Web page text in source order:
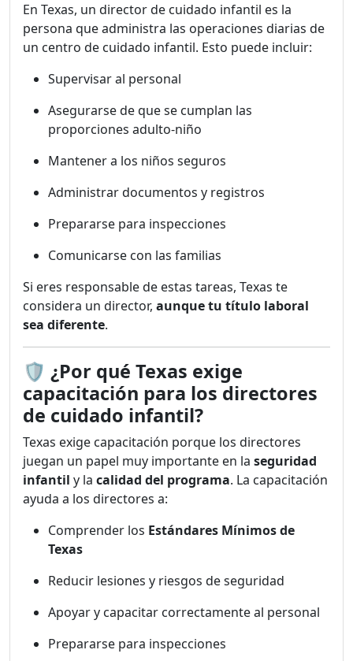
En Texas, un director de cuidado infantil es la
persona que administra las operaciones diarias de
un centro de cuidado infantil. Esto puede incluir:
Supervisar al personal
Asegurarse de que se cumplan las
proporciones adulto-niño
Mantener a los niños seguros
Administrar documentos y registros
Prepararse para inspecciones
Comunicarse con las familias
Si eres responsable de estas tareas, Texas te
considera un director, aunque tu título laboral
sea diferente.
🛡️ ¿Por qué Texas exige
capacitación para los directores
de cuidado infantil?
Texas exige capacitación porque los directores
juegan un papel muy importante en la seguridad
infantil y la calidad del programa. La capacitación
ayuda a los directores a:
Comprender los Estándares Mínimos de
Texas
Reducir lesiones y riesgos de seguridad
Apoyar y capacitar correctamente al personal
Prepararse para inspecciones